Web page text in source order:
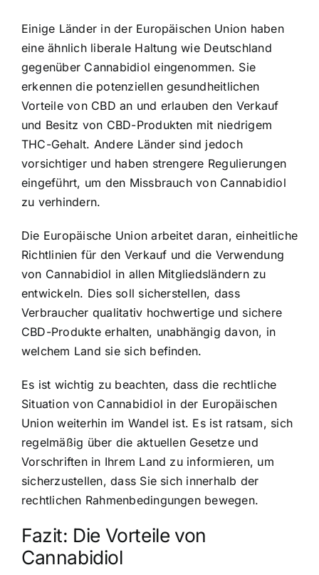
Einige Länder in der Europäischen Union haben
eine ähnlich liberale Haltung wie Deutschland
gegenüber Cannabidiol eingenommen. Sie
erkennen die potenziellen gesundheitlichen
Vorteile von CBD an und erlauben den Verkauf
und Besitz von CBD-Produkten mit niedrigem
THC-Gehalt. Andere Länder sind jedoch
vorsichtiger und haben strengere Regulierungen
eingeführt, um den Missbrauch von Cannabidiol
zu verhindern.
Die Europäische Union arbeitet daran, einheitliche
Richtlinien für den Verkauf und die Verwendung
von Cannabidiol in allen Mitgliedsländern zu
entwickeln. Dies soll sicherstellen, dass
Verbraucher qualitativ hochwertige und sichere
CBD-Produkte erhalten, unabhängig davon, in
welchem Land sie sich befinden.
Es ist wichtig zu beachten, dass die rechtliche
Situation von Cannabidiol in der Europäischen
Union weiterhin im Wandel ist. Es ist ratsam, sich
regelmäßig über die aktuellen Gesetze und
Vorschriften in Ihrem Land zu informieren, um
sicherzustellen, dass Sie sich innerhalb der
rechtlichen Rahmenbedingungen bewegen.
Fazit: Die Vorteile von
Cannabidiol